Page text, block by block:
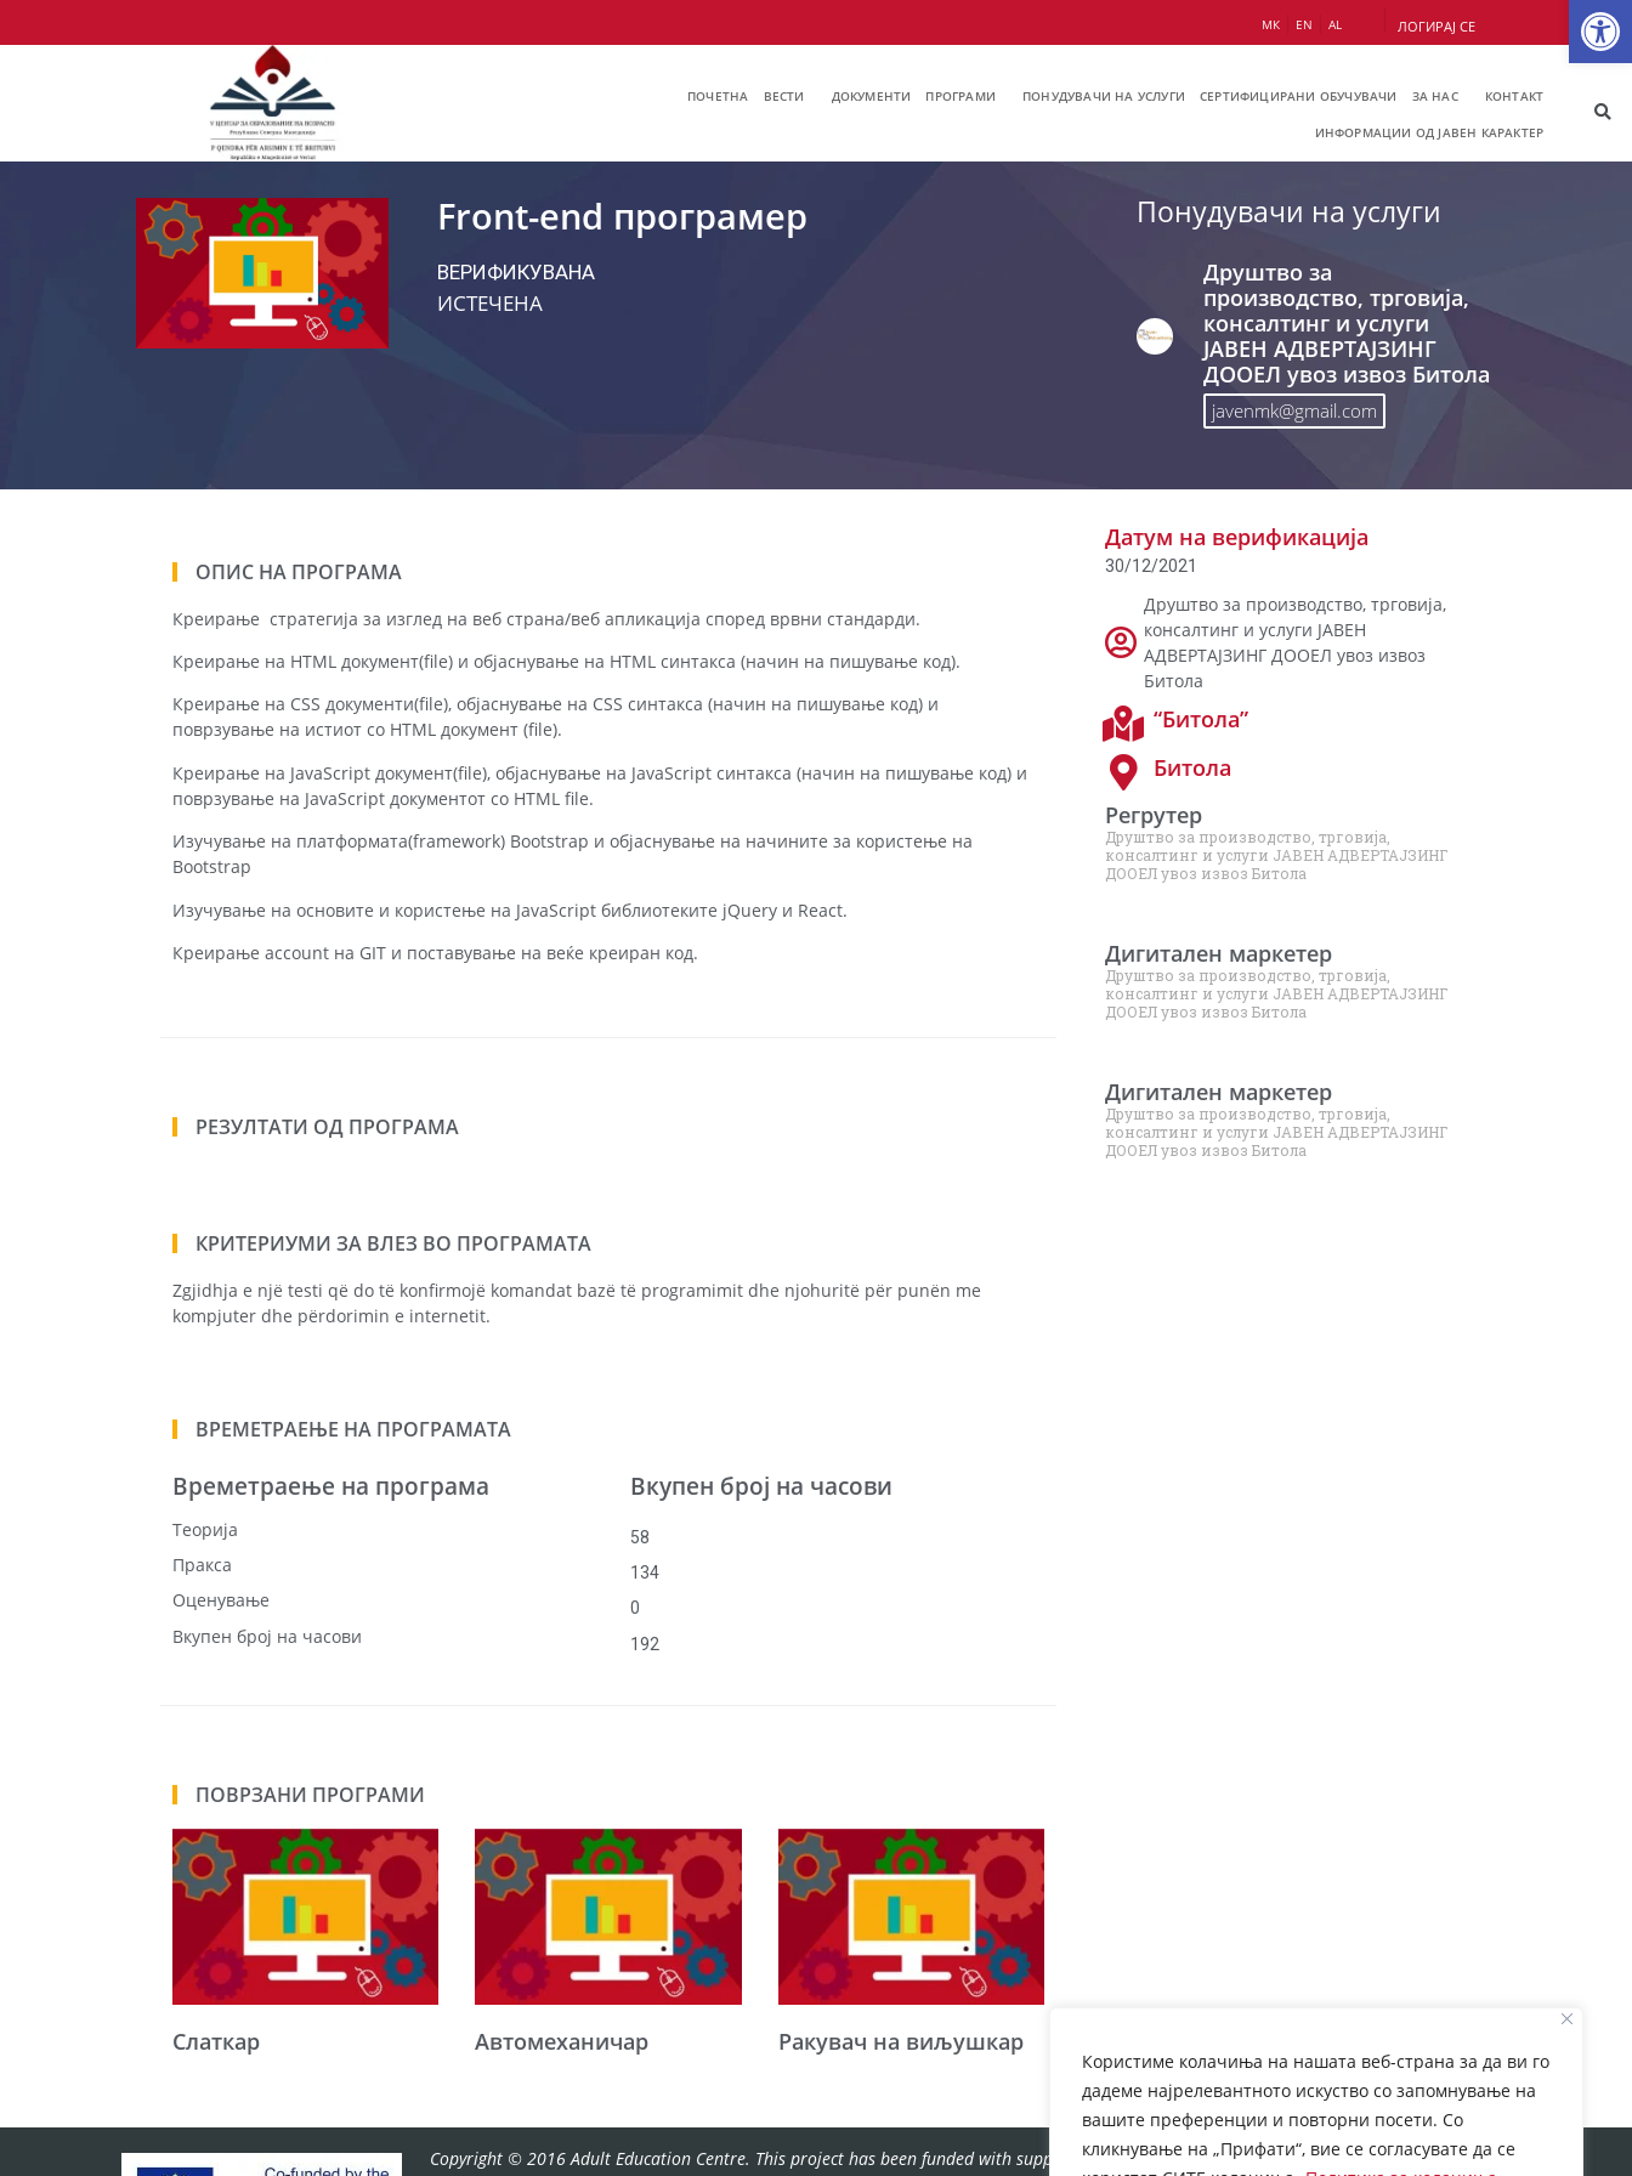
Користиме колачиња на нашата веб-страна за да ви го
дадеме најрелевантното искуство со запомнување на
вашите преференции и повторни посети. Со
кликнување на „Прифати“, вие се согласувате да се
МК EN AL ЛОГИРАЈ СЕ
ПОЧЕТНА ВЕСТИ ДОКУМЕНТИ ПРОГРАМИ ПОНУДУВАЧИ НА УСЛУГИ СЕРТИФИЦИРАНИ ОБУЧУВАЧИ ЗА НАС КОНТАКТ
ИНФОРМАЦИИ ОД ЈАВЕН КАРАКТЕР
Front-end програмер
ВЕРИФИКУВАНА
ИСТЕЧЕНА
Понудувачи на услуги
Друштво за
производство, трговија,
консалтинг и услуги
ЈАВЕН АДВЕРТАЈЗИНГ
ДООЕЛ увоз извоз Битола
javenmk@gmail.com
ОПИС НА ПРОГРАМА
Креирање стратегија за изглед на веб страна/веб апликација според врвни стандарди.
Креирање на HTML документ(file) и објаснување на HTML синтакса (начин на пишување код).
Креирање на CSS документи(file), објаснување на CSS синтакса (начин на пишување код) и
поврзување на истиот со HTML документ (file).
Креирање на JavaScript документ(file), објаснување на JavaScript синтакса (начин на пишување код) и
поврзување на JavaScript документот со HTML file.
Изучување на платформата(framework) Bootstrap и објаснување на начините за користење на
Bootstrap
Изучување на основите и користење на JavaScript библиотеките jQuery и React.
Креирање account на GIT и поставување на веќе креиран код.
РЕЗУЛТАТИ ОД ПРОГРАМА
КРИТЕРИУМИ ЗА ВЛЕЗ ВО ПРОГРАМАТА
Zgjidhja e një testi që do të konfirmojë komandat bazë të programimit dhe njohuritë për punën me
kompjuter dhe përdorimin e internetit.
ВРЕМЕТРАЕЊЕ НА ПРОГРАМАТА
Времетраење на програма
Теорија
Вкупен број на часови
58
Пракса 134
Оценување 0
Вкупен број на часови 192
ПОВРЗАНИ ПРОГРАМИ
Слаткар Автомеханичар Ракувач на виљушкар
Датум на верификација
30/12/2021
Друштво за производство, трговија,
консалтинг и услуги ЈАВЕН
АДВЕРТАЈЗИНГ ДООЕЛ увоз извоз
Битола
“Битола”
Битола
Регрутер
Друштво за производство, трговија,
консалтинг и услуги ЈАВЕН АДВЕРТАЈЗИНГ
ДООЕЛ увоз извоз Битола
Дигитален маркетер
Друштво за производство, трговија,
консалтинг и услуги ЈАВЕН АДВЕРТАЈЗИНГ
ДООЕЛ увоз извоз Битола
Дигитален маркетер
Друштво за производство, трговија,
консалтинг и услуги ЈАВЕН АДВЕРТАЈЗИНГ
ДООЕЛ увоз извоз Битола
Copyright © 2016 Adult Education Centre. This project has been funded with support from European Commission. This web site reflects the